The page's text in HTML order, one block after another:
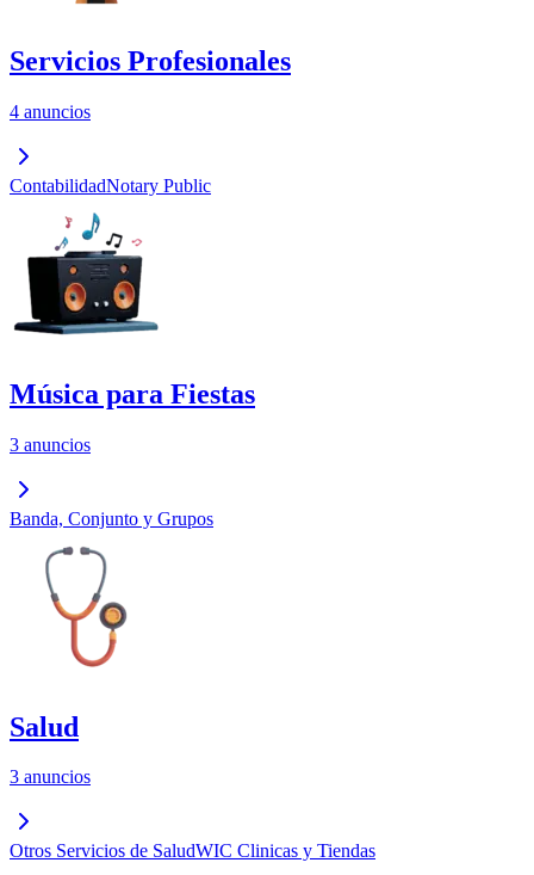
Servicios Profesionales
4 anuncios
ContabilidadNotary Public
Música para Fiestas
3 anuncios
Banda, Conjunto y Grupos
Salud
3 anuncios
Otros Servicios de SaludWIC Clinicas y Tiendas